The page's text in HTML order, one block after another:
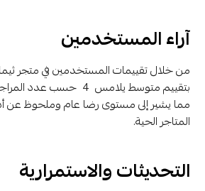
آراء المستخدمين
من خلال تقييمات المستخدمين في متجر
مما يشير إلى مستوى رضا عام وملحوظ عن
المتاجر الحية.
التحديثات والاستمرارية